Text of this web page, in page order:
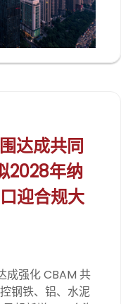
达成共同
2028年纳
迎合规大
成强化 CBAM 共
钢铁、铝、水泥